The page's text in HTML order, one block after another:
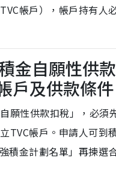
帳戶），帳戶持有人
金自願性供
戶及供款條件
願性供款扣稅」，必須
TVC帳戶。申請人可到
積金計劃名單」再揀選